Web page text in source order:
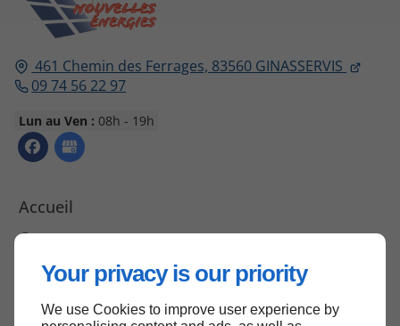
Your privacy is our priority
We use Cookies to improve user experience by
461 Chemin des Ferrages, 83560 GINASSERVIS
09 74 56 22 97
Lun au Ven : 08h - 19h
Accueil
Contactez-nous
Mentions légales
Plan du site